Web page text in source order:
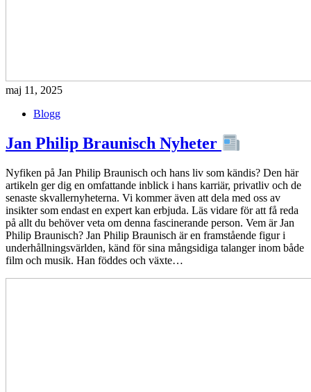
maj 11, 2025
Blogg
Jan Philip Braunisch Nyheter
Nyfiken på Jan Philip Braunisch och hans liv som kändis? Den här
artikeln ger dig en omfattande inblick i hans karriär, privatliv och de
senaste skvallernyheterna. Vi kommer även att dela med oss av
insikter som endast en expert kan erbjuda. Läs vidare för att få reda
på allt du behöver veta om denna fascinerande person. Vem är Jan
Philip Braunisch? Jan Philip Braunisch är en framstående figur i
underhållningsvärlden, känd för sina mångsidiga talanger inom både
film och musik. Han föddes och växte…